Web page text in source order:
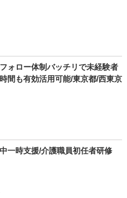
ォロー体制バッチリで未経験者
間も有効活用可能/東京都/西東京
一時支援/介護職員初任者研修